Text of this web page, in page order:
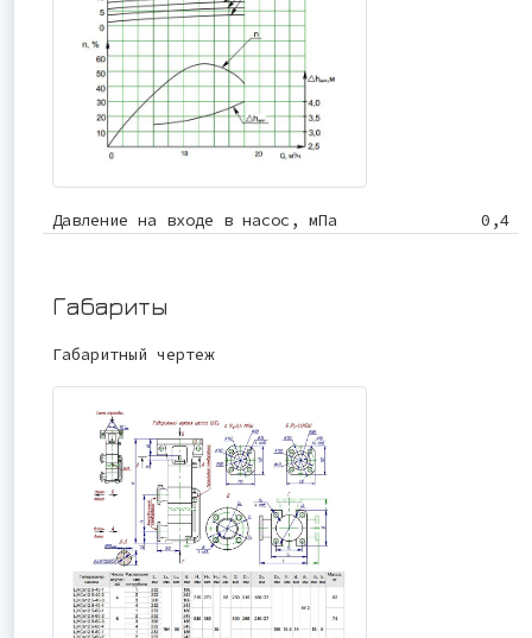
Давление на входе в насос, мПа 0,4
Габариты
Габаритный чертеж